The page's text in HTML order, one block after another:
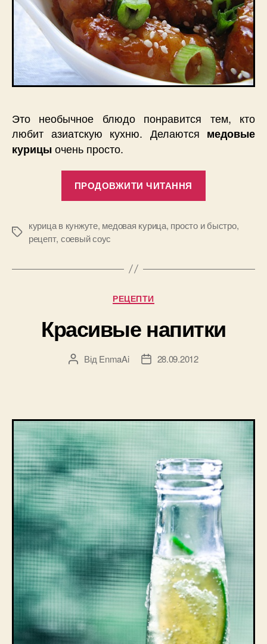
Это необычное блюдо понравится тем, кто
любит азиатскую кухню. Делаются медовые
курицыочень просто.
ПРОДОВЖИТИ ЧИТАННЯ
в
Позначки
курица в кунжуте, медовая курица, просто и быстро,
рецепт, соевый соус
Категорії
РЕЦЕПТИ
Красивые напитки
Автор
ВідEnmaAi
Дата28.09.2012